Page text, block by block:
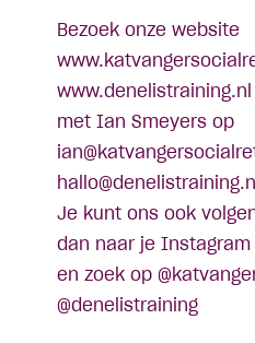
Bezoek onze website
www.denelistraining.nl
met Ian Smeyers op
Je kunt ons ook
dan naar je
en zoek op
@denelistraining